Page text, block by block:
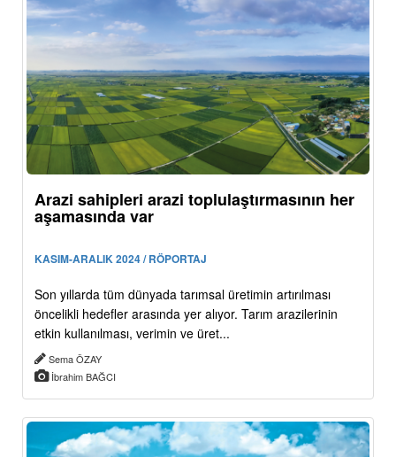
Arazi sahipleri arazi toplulaştırmasının her
aşamasında var
KASIM-ARALIK 2024 / RÖPORTAJ
Son yıllarda tüm dünyada tarımsal üretimin artırılması
öncelikli hedefler arasında yer alıyor. Tarım arazilerinin
etkin kullanılması, verimin ve üret...
Sema ÖZAY
İbrahim BAĞCI